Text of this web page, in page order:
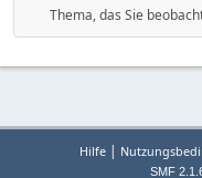
Thema, das Sie
Hilfe |
SMF